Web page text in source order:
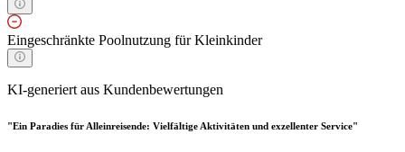
Eingeschränkte Poolnutzung für Kleinkinder
KI-generiert aus Kundenbewertungen
"Ein Paradies für Alleinreisende: Vielfältige Aktivitäten und exzellenter Service"